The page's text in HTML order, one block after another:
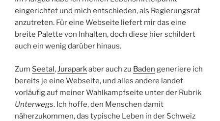
eingerichtet und mich entschieden, als Regierungsrat
anzutreten. Für eine Webseite liefert mir das eine
breite Palette von Inhalten, doch diese hier schildert
auch ein wenig darüber hinaus.
Zum Seetal,Juraparkaber auch zu Baden generiere ich
bereits je eine Webseite, und alles andere landet
vorläufig auf meiner Wahlkampfseite unter der Rubrik
Unterwegs. Ich hoffe, den Menschen damit
näherzukommen, das typische Leben in der Schweiz